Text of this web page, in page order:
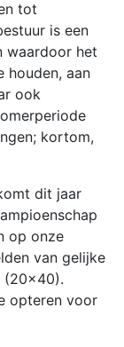
tot
is een
waardoor het
houden, aan
ook
kortom,
dit jaar
op onze
van gelijke
(20×40).
opteren voor